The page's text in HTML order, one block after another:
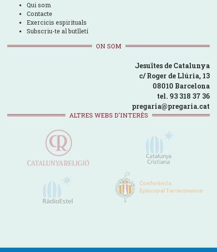
Qui som
Contacte
Exercicis espirituals
Subscriu-te al butlletí
ON SOM
Jesuïtes de Catalunya
c/ Roger de Llúria, 13
08010 Barcelona
tel. 93 318 37 36
pregaria@pregaria.cat
ALTRES WEBS D'INTERÈS